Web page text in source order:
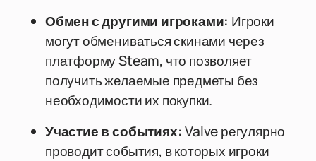
Обмен с другими игроками: Игроки
могут обмениваться скинами через
платформу Steam, что позволяет
получить желаемые предметы без
необходимости их покупки.
Участие в событиях:Valve регулярно
проводит события, в которых игроки